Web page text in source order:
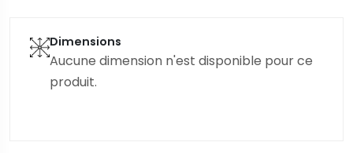
Dimensions
Aucune dimension n'est disponible pour ce
produit.